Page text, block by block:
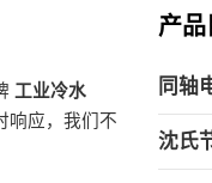
工业冷水
响应，我们不
产品
同轴
沈氏